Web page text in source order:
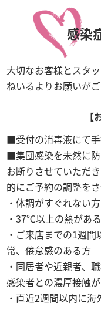
感染
大切なお客様とスタ
ねいるよりお願いがご
受付の消毒液にて
集団感染を未然に
お断りさせていただ
的にご予約の調整を
体調がすぐれない方
37℃以上の熱があ
ご来店までの1週
常、倦怠感のある方
同居者や近親者、
感染者との濃厚接触
直近2週間以内に海